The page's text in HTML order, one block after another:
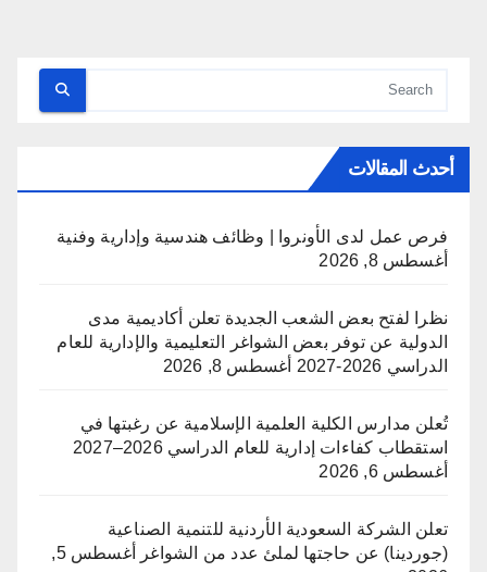
أحدث المقالات
فرص عمل لدى الأونروا | وظائف هندسية وإدارية وفنية
أغسطس 8, 2026
نظرا لفتح بعض الشعب الجديدة تعلن أكاديمية مدى
الدولية عن توفر بعض الشواغر التعليمية والإدارية للعام
الدراسي 2026-2027
أغسطس 8, 2026
تُعلن مدارس الكلية العلمية الإسلامية عن رغبتها في
استقطاب كفاءات إدارية للعام الدراسي 2026–2027
أغسطس 6, 2026
تعلن الشركة السعودية الأردنية للتنمية الصناعية
(جوردينا) عن حاجتها لملئ عدد من الشواغر
أغسطس 5,